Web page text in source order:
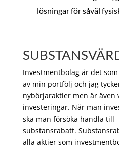
lösningar för såväl
Investmentbolag är det
av min portfölj och jag
nybörjaraktier men är även
investeringar. När man
ska man försöka handla till
substansrabatt.
alla aktier som